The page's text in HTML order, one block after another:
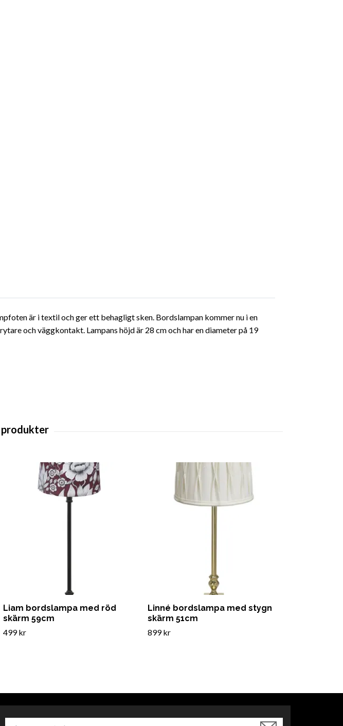
är i textil och ger ett behagligt sken. Bordslampan kommer nu i en
och väggkontakt. Lampans höjd är 28 cm och har en diameter på 19
Liam bordslampa med röd
skärm 59cm
499 kr
Linné bordslampa med stygn
skärm 51cm
899 kr